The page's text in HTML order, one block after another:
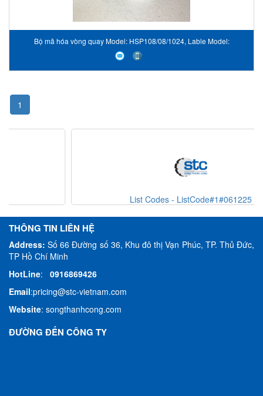
Bộ mã hóa vòng quay Model: HSP108/08/1024, Lable Model:
PTHHHSP108-08-1024-VN17 Hohner VietNam STC VietNam
1
List Codes - ListCode#1#061225
THÔNG TIN LIÊN HỆ
Address:Số 66 Đường số 36, Khu đô thị Vạn Phúc, TP. Thủ Đức,
TP Hồ Chí Minh
HotLine: 0916869426
Email:pricing@stc-vietnam.com
Website: songthanhcong.com
ĐƯỜNG ĐẾN CÔNG TY